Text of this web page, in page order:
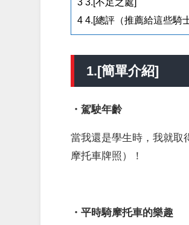
4 4.[總評（推薦給這些騎
1.[簡單介紹]
・駕駛年齡
當我還是學生時，我就取
摩托車牌照）！
・平時騎摩托車的樂趣